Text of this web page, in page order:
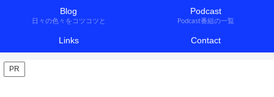
Blog
日々の色々をコツコツと
Podcast
Podcast番組の一覧
Links Contact
PR